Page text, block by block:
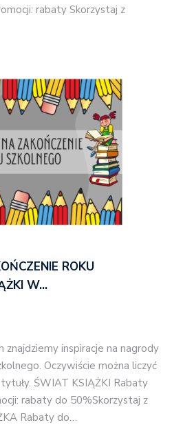
rabaty Skorzystaj z
ROKU
W…
znajdziemy inspiracje na nagrody
Oczywiście można liczyć
ŚWIAT KSIĄŻKI Rabaty
rabaty do 50%Skorzystaj z
Rabaty do…